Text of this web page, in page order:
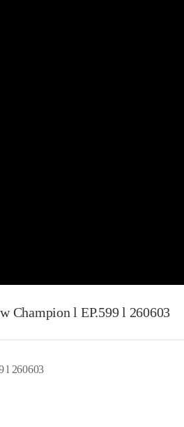
Champion l EP.599 l 260603
l 260603